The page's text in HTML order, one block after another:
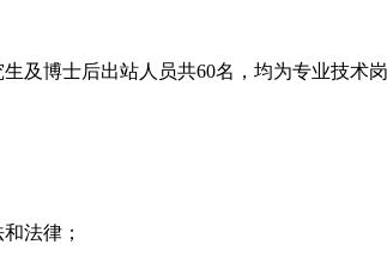
及博士后出站人员共60名，均为专业技术
法律；